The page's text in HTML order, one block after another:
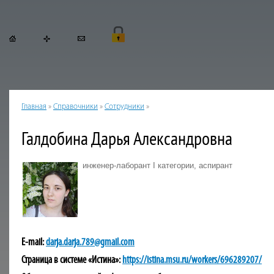
Главная » Справочники » Сотрудники »
Галдобина Дарья Александровна
инженер-лаборант I категории, аспирант
E-mail:darja.darja.789@gmail.com
Страница в системе «Истина»: https://istina.msu.ru/workers/696289207/